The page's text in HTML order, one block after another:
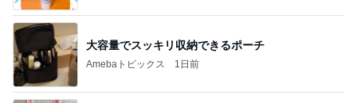
大容量でスッキリ収納できるポーチ
Amebaトピックス 1日前